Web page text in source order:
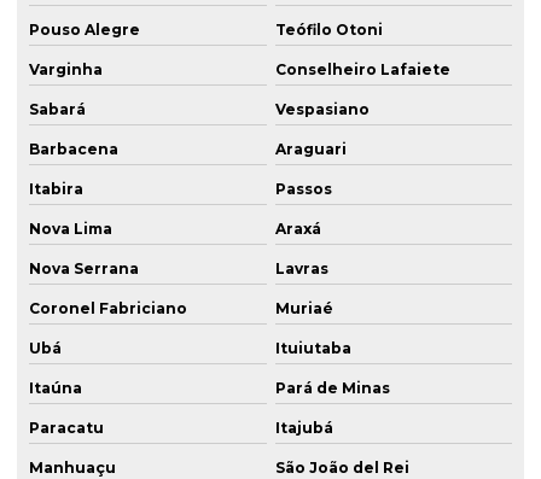
Pouso Alegre Teófilo Otoni
Varginha Conselheiro Lafaiete
Sabará Vespasiano
Barbacena Araguari
Itabira Passos
Nova Lima Araxá
Nova Serrana Lavras
Coronel Fabriciano Muriaé
Ubá Ituiutaba
Itaúna Pará de Minas
Paracatu Itajubá
Manhuaçu São João del Rei